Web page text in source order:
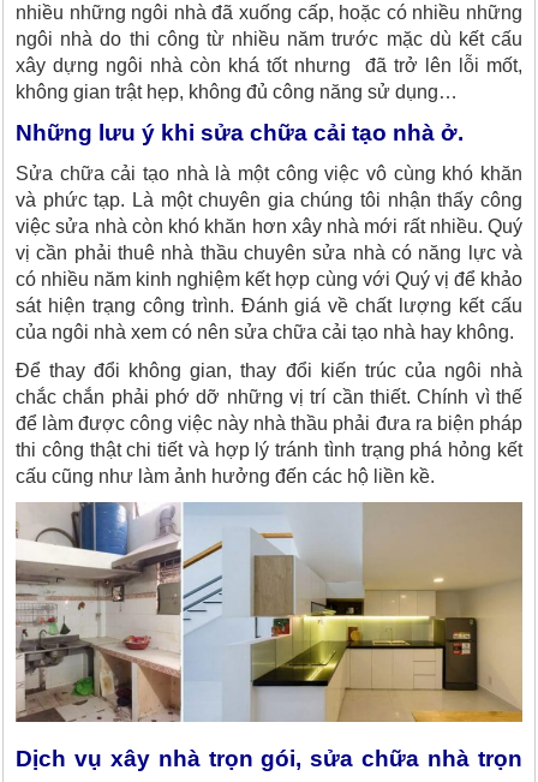
nhiều những ngôi nhà đã xuống cấp, hoặc có nhiều những
ngôi nhà do thi công từ nhiều năm trước mặc dù kết cấu
xây dựng ngôi nhà còn khá tốt nhưng đã trở lên lỗi mốt,
không gian trật hẹp, không đủ công năng sử dụng…
Những lưu ý khi sửa chữa cải tạo nhà ở.
Sửa chữa cải tạo nhà là một công việc vô cùng khó khăn
và phức tạp. Là một chuyên gia chúng tôi nhận thấy công
việc sửa nhà còn khó khăn hơn xây nhà mới rất nhiều. Quý
vị cần phải thuê nhà thầu chuyên sửa nhà có năng lực và
có nhiều năm kinh nghiệm kết hợp cùng với Quý vị để khảo
sát hiện trạng công trình. Đánh giá về chất lượng kết cấu
của ngôi nhà xem có nên sửa chữa cải tạo nhà hay không.
Để thay đổi không gian, thay đổi kiến trúc của ngôi nhà
chắc chắn phải phớ dỡ những vị trí cần thiết. Chính vì thế
để làm được công việc này nhà thầu phải đưa ra biện pháp
thi công thật chi tiết và hợp lý tránh tình trạng phá hỏng kết
cấu cũng như làm ảnh hưởng đến các hộ liền kề.
Dịch vụ xây nhà trọn gói, sửa chữa nhà trọn